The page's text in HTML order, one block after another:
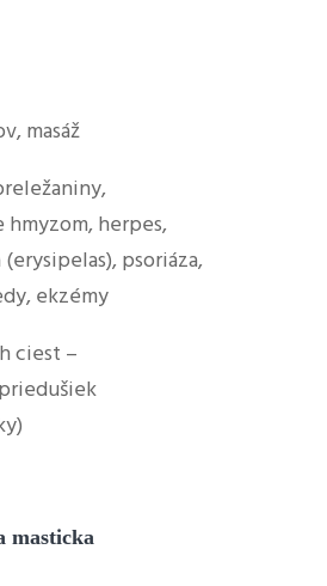
masáž
herpes,
psoriáza,
ekzémy
ciest –
masticka